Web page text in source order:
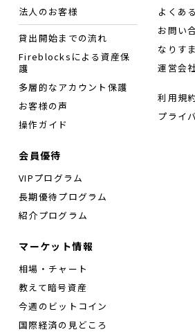
法人のお客様
貸出開始までの流れ
Fireblocksによる資産保
護
多層的なアカウント保護
お客様の声
操作ガイド
会員優待
VIPプログラム
長期優待プログラム
紹介プログラム
マーケット情報
相場・チャート
教えて暗号資産
今週のビットコイン
国際経済の見どころ
よくあ
お問い
なりす
運営会
利用規
プライ